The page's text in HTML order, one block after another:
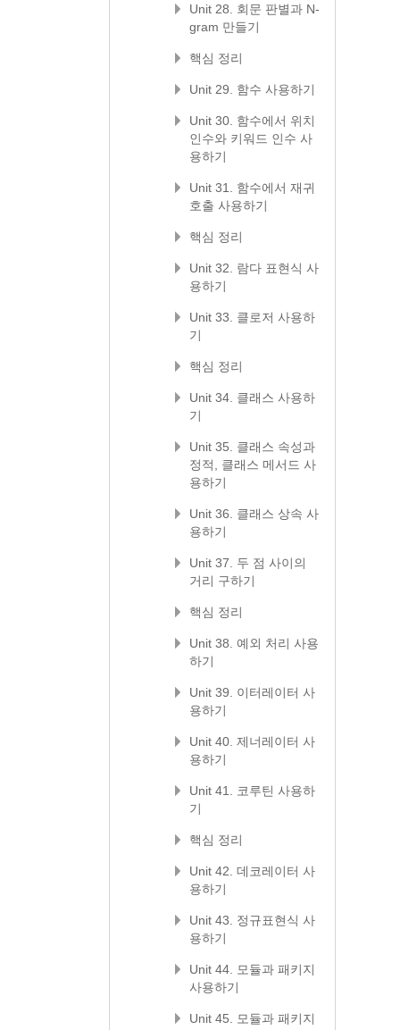
Unit 28. 회문 판별과 N-
gram 만들기
핵심 정리
Unit 29. 함수 사용하기
Unit 30. 함수에서 위치
인수와 키워드 인수 사
용하기
Unit 31. 함수에서 재귀
호출 사용하기
핵심 정리
Unit 32. 람다 표현식 사
용하기
Unit 33. 클로저 사용하
기
핵심 정리
Unit 34. 클래스 사용하
기
Unit 35. 클래스 속성과
정적, 클래스 메서드 사
용하기
Unit 36. 클래스 상속 사
용하기
Unit 37. 두 점 사이의
거리 구하기
핵심 정리
Unit 38. 예외 처리 사용
하기
Unit 39. 이터레이터 사
용하기
Unit 40. 제너레이터 사
용하기
Unit 41. 코루틴 사용하
기
핵심 정리
Unit 42. 데코레이터 사
용하기
Unit 43. 정규표현식 사
용하기
Unit 44. 모듈과 패키지
사용하기
Unit 45. 모듈과 패키지